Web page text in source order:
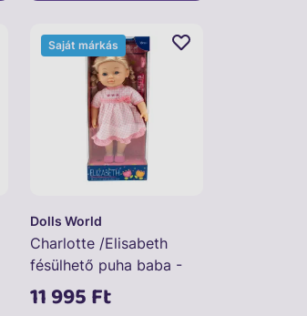
Dolls World
Charlotte /Elisabeth
fésülhető puha baba -
36 cm
11 995 Ft
Saját márkás